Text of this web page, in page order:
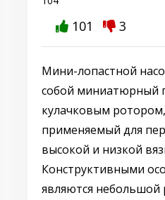
101 3
Мини-лопастной
собой миниатюрный
кулачковым
применяемый для
высокой и низкой
Конструктивными
являются небольшой